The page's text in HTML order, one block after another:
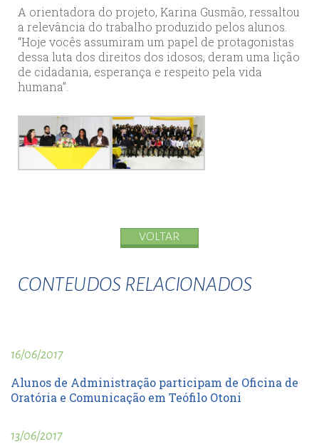
A orientadora do projeto, Karina Gusmão, ressaltou
a relevância do trabalho produzido pelos alunos.
“Hoje vocês assumiram um papel de protagonistas
dessa luta dos direitos dos idosos, deram uma lição
de cidadania, esperança e respeito pela vida
humana”.
VOLTAR
CONTEUDOS RELACIONADOS
16/06/2017
Alunos de Administração participam de Oficina de
Oratória e Comunicação em Teófilo Otoni
13/06/2017